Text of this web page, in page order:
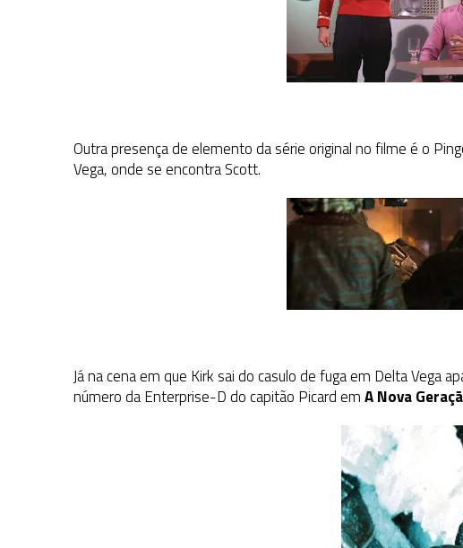
Outra presença de elemento da série original no filme é o
Vega, onde se encontra Scott.
Já na cena em que Kirk sai do casulo de fuga em Delta Vega
número da Enterprise-D do capitão Picard emA Nova